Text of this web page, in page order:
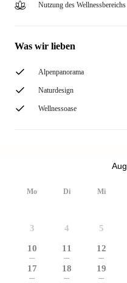
Nutzung des Wellnessbereichs
Was wir lieben
Alpenpanorama
Naturdesign
Wellnessoase
Mo Di Mi
3 4 5
10
---
11
---
12
---
17
---
18
---
19
---